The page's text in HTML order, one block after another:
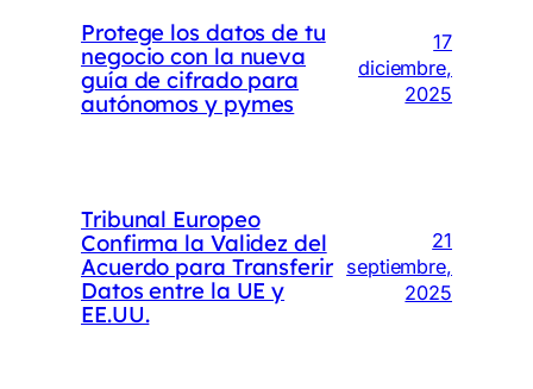
Protege los datos de tu
negocio con la nueva
guía de cifrado para
autónomos y pymes
17
diciembre,
2025
Tribunal Europeo
Confirma la Validez del
Acuerdo para Transferir
Datos entre la UE y
EE.UU.
21
septiembre,
2025